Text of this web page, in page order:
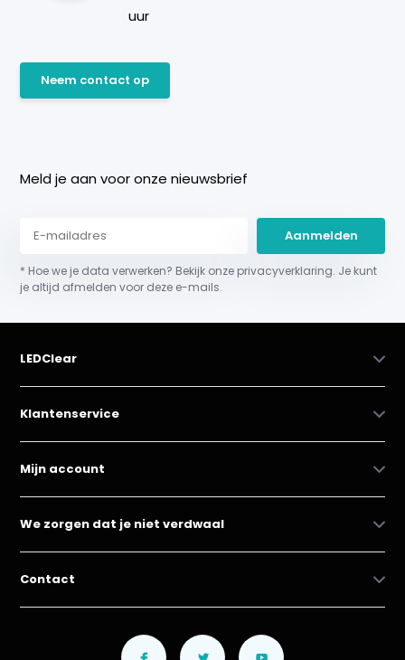
uur
Neem contact op
Meld je aan voor onze nieuwsbrief
Aanmelden
* Hoe we je data verwerken? Bekijk onze privacyverklaring. Je kunt
je altijd afmelden voor deze e-mails.
LEDClear
Klantenservice
Mijn account
We zorgen dat je niet verdwaal
Contact